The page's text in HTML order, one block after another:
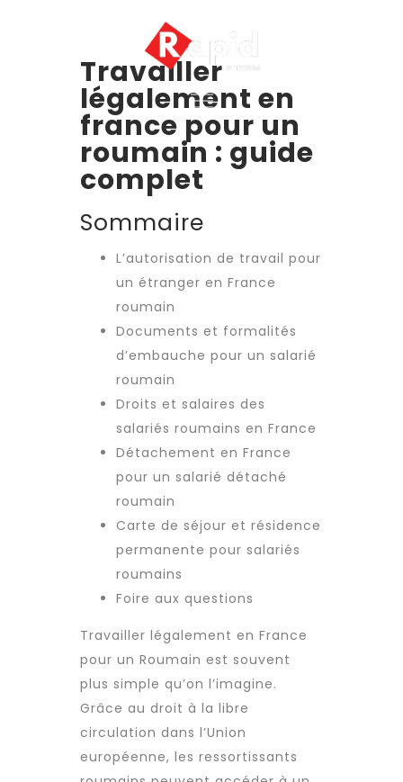
Travailler
légalement en
france pour un
roumain : guide
complet
Sommaire
L’autorisation de travail pour
un étranger en France
roumain
Documents et formalités
d’embauche pour un salarié
roumain
Droits et salaires des
salariés roumains en France
Détachement en France
pour un salarié détaché
roumain
Carte de séjour et résidence
permanente pour salariés
roumains
Foire aux questions
Travailler légalement en France
pour un Roumain est souvent
plus simple qu’on l’imagine.
Grâce au droit à la libre
circulation dans l’Union
européenne, les ressortissants